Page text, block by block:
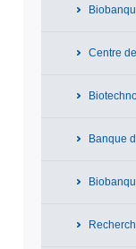
Centre
Banque